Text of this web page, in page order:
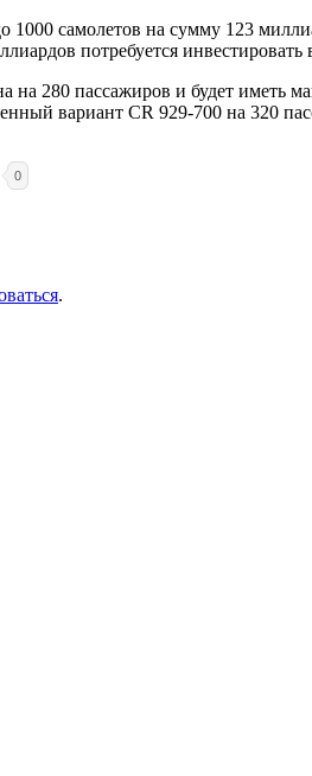
1000 самолетов на сумму 123
потребуется инвестировать
на 280 пассажиров и будет
вариант CR 929-700 на 320
0
.